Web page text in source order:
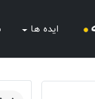
ایده ها